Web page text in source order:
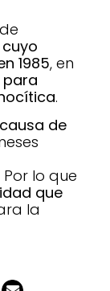
cuyo
1985, en
.
de
lo que
que
la